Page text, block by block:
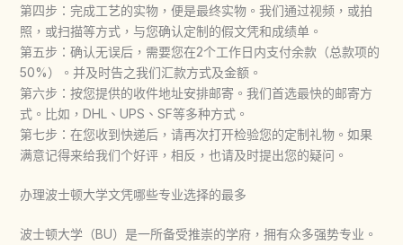
第四步：完成工艺的实物，便是最终实物。我们通过视频，或拍
照，或扫描等方式，与您确认定制的假文凭和成绩单。
第五步：确认无误后，需要您在2个工作日内支付余款（总款项的
50%）。并及时告之我们汇款方式及金额。
第六步：按您提供的收件地址安排邮寄。我们首选最快的邮寄方
式。比如，DHL、UPS、SF等多种方式。
第七步：在您收到快递后，请再次打开检验您的定制礼物。如果
满意记得来给我们个好评，相反，也请及时提出您的疑问。
办理波士顿大学文凭哪些专业选择的最多
波士顿大学（BU）是一所备受推崇的学府，拥有众多强势专业。